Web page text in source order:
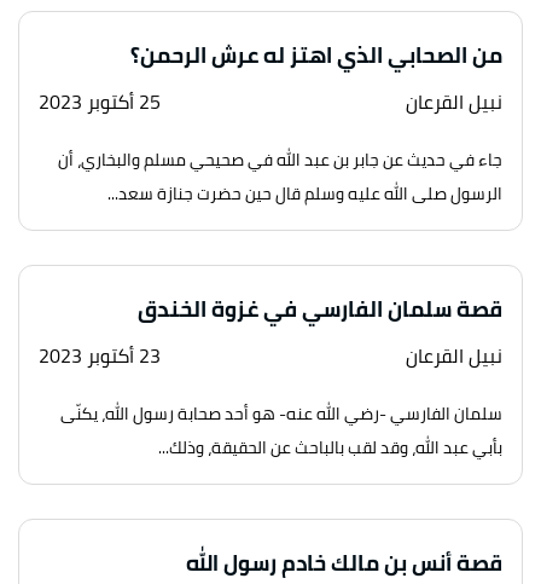
من الصحابي الذي اهتز له عرش الرحمن؟
نبيل القرعان 25 أكتوبر 2023
جاء في حديث عن جابر بن عبد الله في صحيحي مسلم والبخاري، أن
الرسول صلى الله عليه وسلم قال حين حضرت جنازة سعد...
قصة سلمان الفارسي في غزوة الخندق
نبيل القرعان 23 أكتوبر 2023
سلمان الفارسي -رضي الله عنه- هو أحد صحابة رسول الله، يكنّى
بأبي عبد الله، وقد لقب بالباحث عن الحقيقة، وذلك...
قصة أنس بن مالك خادم رسول الله